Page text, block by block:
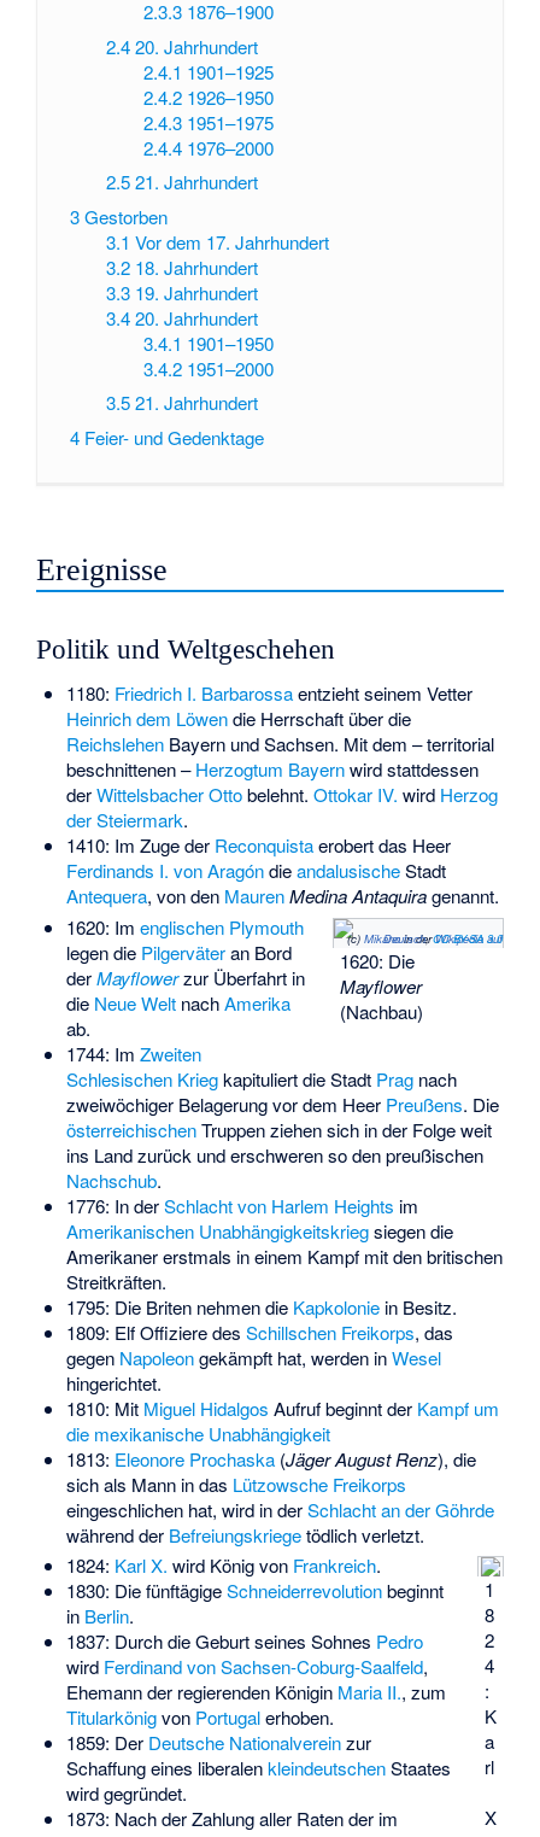
2.3.3 1876–1900
2.4 20. Jahrhundert
2.4.1 1901–1925
2.4.2 1926–1950
2.4.3 1951–1975
2.4.4 1976–2000
2.5 21. Jahrhundert
3Gestorben
3.1 Vor dem 17. Jahrhundert
3.2 18. Jahrhundert
3.3 19. Jahrhundert
3.4 20. Jahrhundert
3.4.1 1901–1950
3.4.2 1951–2000
3.5 21. Jahrhundert
4 Feier- und Gedenktage
Ereignisse
Politik und Weltgeschehen
1180: Friedrich I. Barbarossaentzieht seinem Vetter
Heinrich dem Löwendie Herrschaft über die
ReichslehenBayern und Sachsen. Mit dem – territorial
beschnittenen –Herzogtum Bayernwird stattdessen
derWittelsbacher Ottobelehnt. Ottokar IV. wird Herzog
der Steiermark.
1410: Im Zuge der Reconquistaerobert das Heer
Ferdinands I. von AragóndieandalusischeStadt
Antequera, von den Mauren Medina Antaquiragenannt.
(c) Mikanoin der
Wikipedia auf Deutsch,CC BY-SA 3.0
1620: Die
Mayflower
(Nachbau)
1620: Im englischen Plymouth
legen die Pilgerväteran Bord
derMayflowerzur Überfahrt in
die Neue WeltnachAmerika
ab.
1744: Im Zweiten
Schlesischen Kriegkapituliert die Stadt Pragnach
zweiwöchiger Belagerung vor dem Heer Preußens. Die
österreichischenTruppen ziehen sich in der Folge weit
ins Land zurück und erschweren so den preußischen
Nachschub.
1776: In derSchlacht von Harlem Heights im
Amerikanischen Unabhängigkeitskriegsiegen die
Amerikaner erstmals in einem Kampf mit den britischen
Streitkräften.
1795: Die Briten nehmen die Kapkoloniein Besitz.
1809: Elf Offiziere des Schillschen Freikorps, das
gegen Napoleongekämpft hat, werden inWesel
hingerichtet.
1810: Mit Miguel Hidalgos Aufruf beginnt der Kampf um
die mexikanische Unabhängigkeit
1813: Eleonore Prochaska(Jäger August Renz), die
sich als Mann in das Lützowsche Freikorps
eingeschlichen hat, wird in derSchlacht an der Göhrde
während der Befreiungskriegetödlich verletzt.
1
8
2
4
:
K
a
rl
X
1824: Karl X. wird König von Frankreich.
1830: Die fünftägigeSchneiderrevolutionbeginnt
in Berlin.
1837: Durch die Geburt seines Sohnes Pedro
wird Ferdinand von Sachsen-Coburg-Saalfeld,
Ehemann der regierenden Königin Maria II., zum
Titularkönigvon Portugalerhoben.
1859: Der Deutsche Nationalvereinzur
Schaffung eines liberalenkleindeutschenStaates
wird gegründet.
1873: Nach der Zahlung aller Raten der im